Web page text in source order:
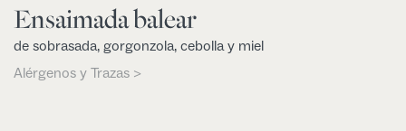
Ensaimada balear
de sobrasada, gorgonzola, cebolla y miel
Alérgenos y Trazas >